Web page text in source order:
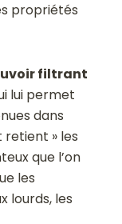
propriétés
filtrant
lui permet
dans
retient » les
que l’on
les
lourds, les